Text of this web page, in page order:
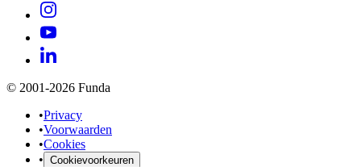
© 2001-2026 Funda
•Privacy
•Voorwaarden
•Cookies
• Cookievoorkeuren